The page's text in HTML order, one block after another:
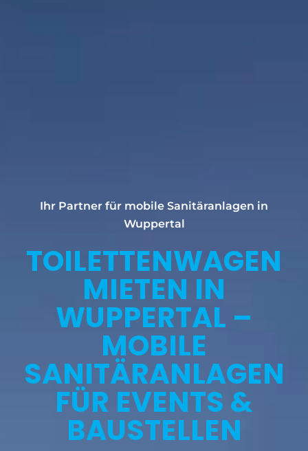
Ihr Partner für mobile Sanitäranlagen in
Wuppertal
TOILETTENWAGEN
MIETEN IN
WUPPERTAL –
MOBILE
SANITÄRANLAGEN
FÜR EVENTS &
BAUSTELLEN